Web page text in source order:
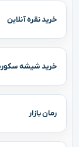
خرید نقره آنلاین
خرید شیشه
رمان بازار